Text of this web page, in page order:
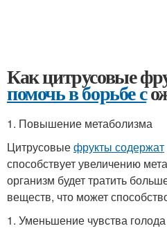
Как цитрусовые
помочь в борьбе с
1. Повышение метаболизма
Цитрусовыефрукты содержат
способствует увеличению
организм будет тратить
веществ, что может
1. Уменьшение чувства голода